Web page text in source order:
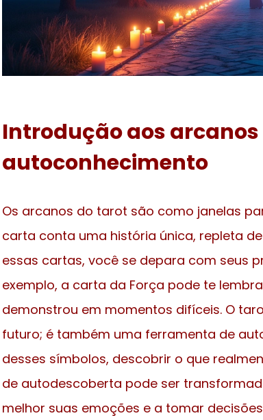
Introdução aos
autoconhecimento
Os arcanos do tarot são como janelas
carta conta uma história única, repleta de
essas cartas, você se depara com seus
exemplo, a carta da Força pode te
demonstrou em momentos difíceis. O
futuro; é também uma ferramenta de
desses símbolos, descobrir o que
de autodescoberta pode ser
melhor suas emoções e a tomar